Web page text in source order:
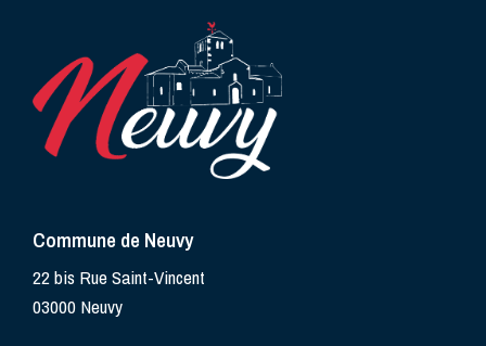
Commune de Neuvy
22 bis Rue Saint-Vincent
03000 Neuvy